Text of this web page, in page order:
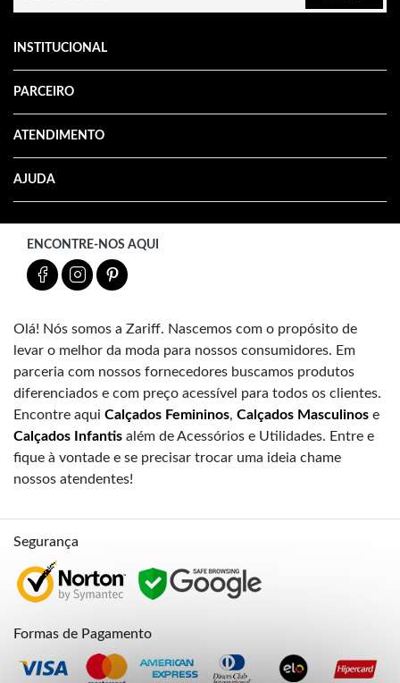
INSTITUCIONAL
PARCEIRO
ATENDIMENTO
AJUDA
ENCONTRE-NOS AQUI
Olá! Nós somos a Zariff. Nascemos com o propósito de
levar o melhor da moda para nossos consumidores. Em
parceria com nossos fornecedores buscamos produtos
diferenciados e com preço acessível para todos os clientes.
Encontre aqui Calçados Femininos, Calçados Masculinos e
Calçados Infantis além de Acessórios e Utilidades. Entre e
fique à vontade e se precisar trocar uma ideia chame
nossos atendentes!
Segurança
Formas de Pagamento